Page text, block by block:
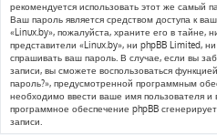
рекомендуется использовать этот же самый
Ваш пароль является средством доступа к
«Linux.by», пожалуйста, храните его в тайне,
представители «Linux.by», ни phpBB Limited,
спрашивать ваш пароль. В случае, если вы
записи, вы сможете воспользоваться
пароль?», предусмотренной программным
необходимо ввести ваше имя пользователя и
программное обеспечение phpBB
записи.